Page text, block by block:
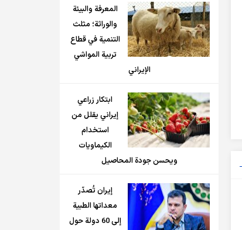
المعرفة والبيئة
والوراثة؛ مثلث
التنمية في قطاع
تربية المواشي
الإيراني
ابتكار زراعي
إيراني يقلل من
استخدام
الكيماويات
ويحسن جودة المحاصيل
إيران تُصدّر
معداتها الطبية
إلى 60 دولة حول